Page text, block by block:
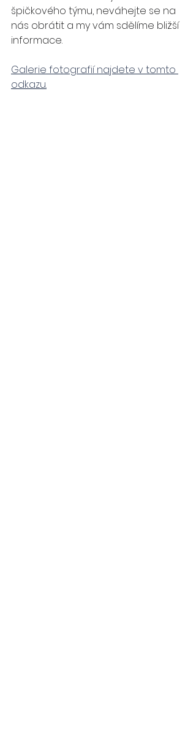
špičkového týmu, neváhejte se na
nás obrátit a my vám sdělíme bližší
informace.
Galerie fotografií najdete v tomto
odkazu.